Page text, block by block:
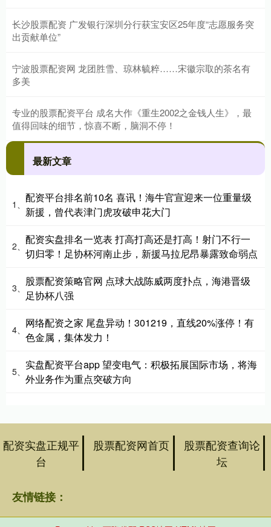
长沙股票配资 广发银行深圳分行获宝安区25年度“志愿服务突
出贡献单位”
宁波股票配资网 龙团胜雪、琼林毓粹……宋徽宗取的茶名有
多美
专业的股票配资平台 成名大作《重生2002之金钱人生》，最
值得回味的细节，惊喜不断，脑洞不停！
最新文章
1、
配资平台排名前10名 喜讯！海牛官宣迎来一位重量级
新援，曾代表津门虎攻破申花大门
2、
配资实盘排名一览表 打高打高还是打高！射门不行一
切归零！足协杯河南止步，新援马拉尼昂暴露致命弱点
3、
股票配资策略官网 点球大战陈威两度扑点，海港晋级
足协杯八强
4、
网络配资之家 尾盘异动！301219，直线20%涨停！有
色金属，集体发力！
5、
实盘配资平台app 望变电气：积极拓展国际市场，将海
外业务作为重点突破方向
配资实盘正规平
台
股票配资网首页
股票配资查询论
坛
友情链接：